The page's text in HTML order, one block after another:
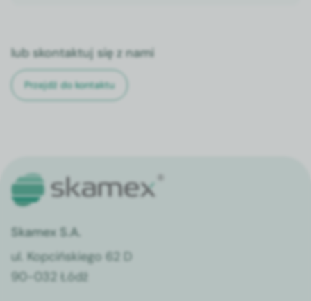
lub skontaktuj się z nami
Przejdź do kontaktu
Skamex S.A.
ul. Kopcińskiego 62 D
90-032 Łódź